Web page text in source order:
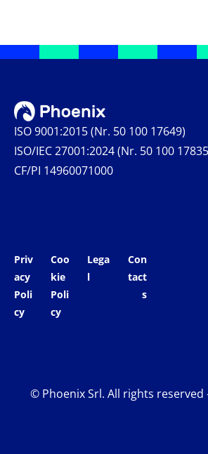
ISO 9001:2015 (Nr. 50 100 17649)
ISO/IEC 27001:2024 (Nr. 50 100
CF/PI 14960071000
Priv
acy
Poli
cy
Coo
kie
Poli
cy
Lega
l
Con
tact
s
© Phoenix Srl. All rights reserved